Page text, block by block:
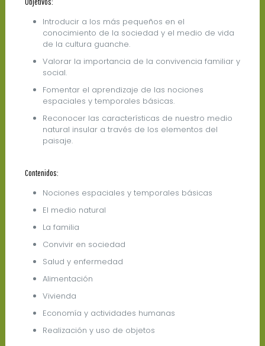
Introducir a los más pequeños en el
conocimiento de la sociedad y el medio de vida
de la cultura guanche.
Valorar la importancia de la convivencia familiar y
social.
Fomentar el aprendizaje de las nociones
espaciales y temporales básicas.
Reconocer las características de nuestro medio
natural insular a través de los elementos del
paisaje.
Contenidos:
Nociones espaciales y temporales básicas
El medio natural
La familia
Convivir en sociedad
Salud y enfermedad
Alimentación
Vivienda
Economía y actividades humanas
Realización y uso de objetos